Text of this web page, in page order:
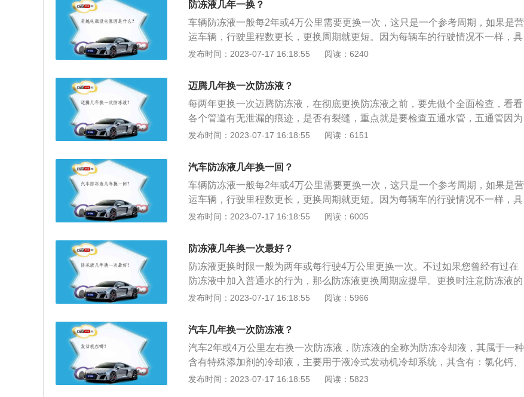
开始从水罐里流出的水有点淡淡的粉红色，继续注入清水，直至流出来的水是干
净的。注意别忘了将暖风水管拆掉，把暖风水箱的水放干净。放水大约1小时
后，将新的防冻液由水箱（散热器）的水管加入，随后将另一桶防冻液加入防冻
部分空气，液面有所下降，再把防冻液加进去，加注储液罐的最高标记“MAXT”为
天用，而是全年都要使用。无论何种颜色的防冻液，都要保持一定的透明度，浑
浊的产品不是好的产品。
防冻液几年一换？
车辆防冻液一般每2年或4万公里需要更换一次，这只是一个参考周期，如果是营
运车辆，行驶里程数更长，更换周期就更短。因为每辆车的行驶情况不一样，具
体要根据实际使用情况来选择更换，检查防冻液的使用情况，如果发现防冻液不
清洗系统。防冻液更换方法如下：在彻底更换防冻液之前，要先做个全面检查，
看看各个管道有无泄漏的痕迹，是否有裂缝，重点就是要检查五通水管，防冻液
就是在流经五通管后，被分配到汽车不同的部分发挥作用。如果这个部分有泄漏
防冻液的现象，就应该根据情况更换水管或重新固定接口。将旧的防冻液放出，
之后用清水清洗液体通道。将清水加入防冻液补充罐，随后往罐里注入清水，使
开始从水罐里流出的水有点淡淡的粉红色，继续注入清水，直至流出来的水是干
净的。注意别忘了将暖风水管拆掉，把暖风水箱的水放干净。放水大约1小时
后，将新的防冻液由水箱（散热器）的水管加入，随后将另一桶防冻液加入防冻
部分空气，液面有所下降，再把防冻液加进去，加注储液罐的最高标记“MAXT”为
发布时间：2023-07-17 16:18:55 阅读：6240
迈腾几年换一次防冻液？
每两年更换一次迈腾防冻液，在彻底更换防冻液之前，要先做个全面检查，看看
各个管道有无泄漏的痕迹，是否有裂缝，重点就是要检查五通水管，五通管因为
有五个连接各个部位的接口而得名，防冻液就是在流经五通管后，被分配到汽车
水管或重新固定接口。将旧的防冻液放出，之后用清水清洗液体通道。将清水加
入防冻液补充罐，随后往罐里注入清水，使清水连续不断地流经发动机冷却系
统，随后着车怠速3至5分钟，让水循环起来。开始从水罐里流出的水有点淡淡的
粉红色，继续注入清水，直至流出干净的水。注意别忘了将暖风水管拆掉，把暖
风水箱的水放干净。放水大约1小时后，将新的防冻液由水箱（散热器）的水管
加到防冻液罐快满了为止，打着车10分钟左右，这时冷却系统由于排除了部分空
气，液面有所下降，再把防冻液加进去，加注储液罐的最高标记“MAXT”为止。
发布时间：2023-07-17 16:18:55 阅读：6151
汽车防冻液几年换一回？
车辆防冻液一般每2年或4万公里需要更换一次，这只是一个参考周期，如果是营
运车辆，行驶里程数更长，更换周期就更短。因为每辆车的行驶情况不一样，具
体要根据实际使用情况来选择更换，检查防冻液的使用情况，如果发现防冻液不
清洗系统。判断防冻液是否缺少的方法：观察仪表盘上的防冻液警报灯。如果亮
起，很可能是缺少防冻液，当然也不排除是因为缸内温度过高而引起。检查防冻
液水箱。如果液位低于最低刻度线（MIN），不可继续行驶，需及时添加防冻
液。检查防冻液水壶上的水位刻度标识。防冻液正常是在最高水位与最低水位之
间位置，防冻液缺不缺需看刻度，如防冻液低于最低水位，说明缺少防冻液。
发布时间：2023-07-17 16:18:55 阅读：6005
防冻液几年换一次最好？
防冻液更换时限一般为两年或每行驶4万公里更换一次。不过如果您曾经有过在
防冻液中加入普通水的行为，那么防冻液更换周期应提早。更换时注意防冻液的
颜色，颜色不同不能混加。就防冻液的选择而言，冰点越低，防冻液的抗冻性就
择的冰点应比所在地区最低气温低10℃以上。以下是换防冻液的注意事项：1、
注意使用同一品牌的防冻液：不同品牌的防冻液其生产配方会有所差异，如果混
合使用，多种添加剂之间很可能会发生化学反应，造成添加剂失效。2、注意防
冻液的有效期：一般防冻液的有效期多为两年（个别产品会长一些），添加时应
确认该产品在有效期之内。3、注意定期更换：防冻液更换时限一般为两年或每
发布时间：2023-07-17 16:18:55 阅读：5966
汽车几年换一次防冻液？
汽车2年或4万公里左右换一次防冻液，防冻液的全称为防冻冷却液，其属于一种
含有特殊添加剂的冷却液，主要用于液冷式发动机冷却系统，其含有：氯化钙、
甲醇、乙醇、乙二醇、丙三醇等。更换防冻液的方法是：1、待发动机冷却后打
发布时间：2023-07-17 16:18:55 阅读：5823